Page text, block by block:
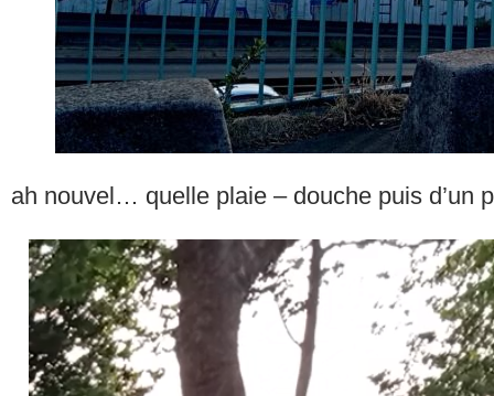
ah nouvel… quelle plaie – douche puis d’un